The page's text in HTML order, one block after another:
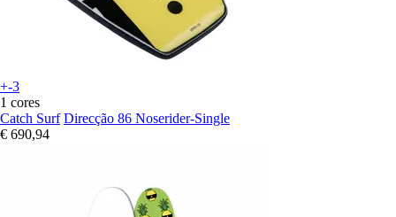
+-3
1 cores
Catch Surf Direcção 86 Noserider-Single
€ 690,94